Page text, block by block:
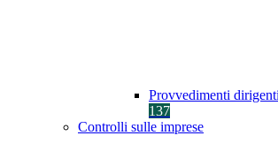
Provvedimenti
137
Controlli sulle imprese